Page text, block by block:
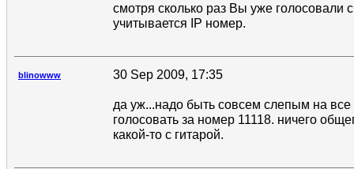
смотря сколько раз Вы уже голосовали
учитывается IP номер.
blinowww 30 Sep 2009, 17:35
да уж...надо быть совсем слепым на все
голосовать за номер 11118. ничего
какой-то с гитарой.